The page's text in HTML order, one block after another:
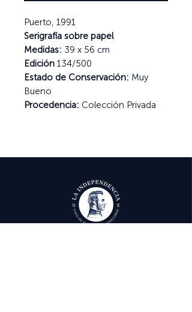
Puerto, 1991
Serigrafía sobre papel
Medidas: 39 x 56 cm
Edición 134/500
Estado de Conservación: Muy
Bueno
Procedencia: Colección Privada